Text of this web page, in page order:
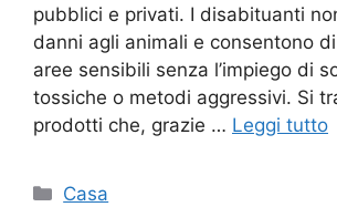
pubblici e privati. I disabituanti
danni agli animali e consentono
aree sensibili senza l’impiego di
tossiche o metodi aggressivi. Si
prodotti che, grazie … Leggi tutto
Categorie
Casa